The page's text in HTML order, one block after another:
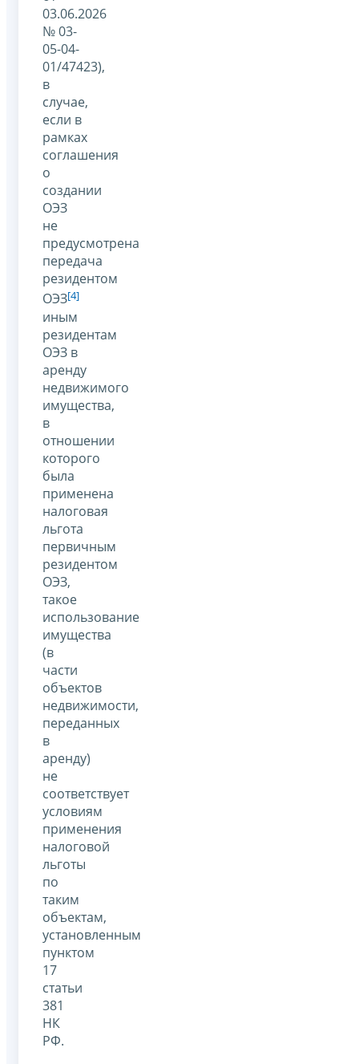
03.06.2026
№ 03-
05-04-
01/47423),
в
случае,
если в
рамках
соглашения
о
создании
ОЭЗ
не
предусмотрена
передача
резидентом
ОЭЗ[4]
иным
резидентам
ОЭЗ в
аренду
недвижимого
имущества,
в
отношении
которого
была
применена
налоговая
льгота
первичным
резидентом
ОЭЗ,
такое
использование
имущества
(в
части
объектов
недвижимости,
переданных
в
аренду)
не
соответствует
условиям
применения
налоговой
льготы
по
таким
объектам,
установленным
пунктом
17
статьи
381
НК
РФ.